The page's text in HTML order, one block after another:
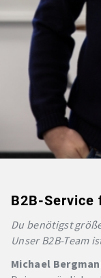
B2B-Service
Du benötigst
Unser B2B-Team
Michael